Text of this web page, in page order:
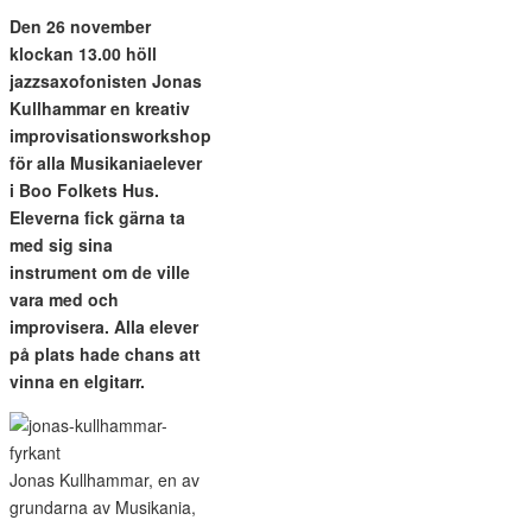
Den 26 november
klockan 13.00 höll
jazzsaxofonisten Jonas
Kullhammar en kreativ
improvisationsworkshop
för alla Musikaniaelever
i Boo Folkets Hus.
Eleverna fick gärna ta
med sig sina
instrument om de ville
vara med och
improvisera. Alla elever
på plats hade chans att
vinna en elgitarr.
Jonas Kullhammar, en av
grundarna av Musikania,